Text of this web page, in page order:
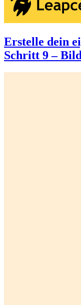
Erstelle dein
Schritt 9 –